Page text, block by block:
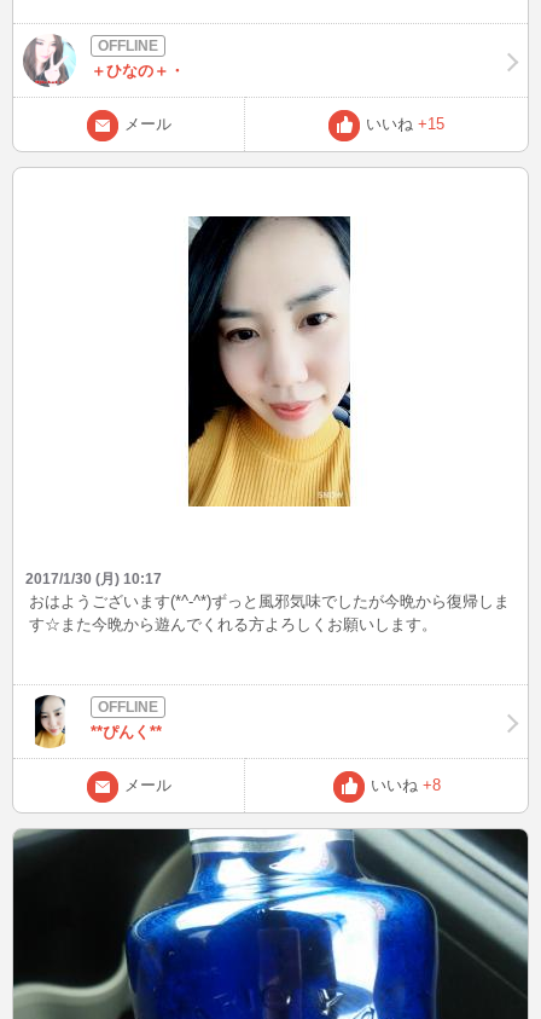
っても嬉しかった〜～😂💕 ブログ読んでくれてるんだなぁとしみじ
み。 わたしはちょうどえびせんを切らしてしまったのでこれから買
いに行ってきます🤔💭💗 これからも更新頑張るぞ～(｀・∀・´)👍👍
👍 今日はまた通常営業に戻り夜にイン予定です🍥 見かけた方はぜひ
声かけてくださいね💮💐 ✳今日からまた１週間頑張りましょ
う〜〜〜✳ あぁ〜載せる画像選んでたらピザ🍕食べたくなってきた
なぁ、、、
＋ひなの＋・
メール いいね +15
2017/1/30 (月) 10:17
おはようございます(*^-^*)ずっと風邪気味でしたが今晩から復帰しま
す☆また今晩から遊んでくれる方よろしくお願いします。
**ぴんく**
メール いいね +8